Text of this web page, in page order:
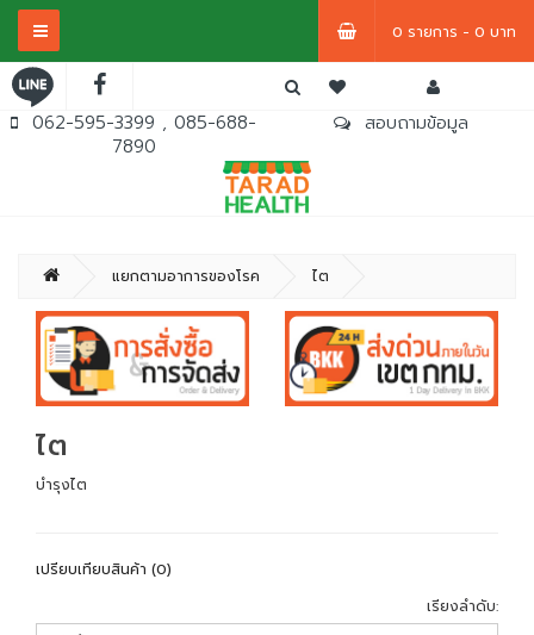
0 รายการ - 0 บาท
062-595-3399 , 085-688-
7890
สอบถามข้อมูล
แยกตามอาการของโรค ไต
ไต
บำรุงไต
เปรียบเทียบสินค้า (0)
เรียงลำดับ: